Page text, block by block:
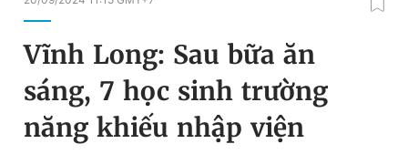
Chuyên mục
Chuyên mục khác
Đổi mật khẩu
Tin đã lưu
Tin đã xem
Vĩnh Long: Sau bữa ăn
sáng, 7 học sinh trường
năng khiếu nhập viện